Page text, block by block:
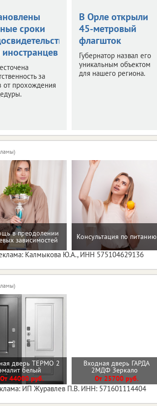
сроки
за
от прохождения
В Орле открыли
45-метровый
флагшток
Губернатор назвал его
уникальным объектом
для нашего региона.
в преодолении
зависимостей Консультация по питанию
Калмыкова Ю.А., ИНН 575104629136
дверь ТЕРМО 2
белый
От 44000 руб.
Входная дверь ГАРДА
2МДФ Зеркало
От 25700 руб.
ИП Журавлев П.В. ИНН: 571601114404